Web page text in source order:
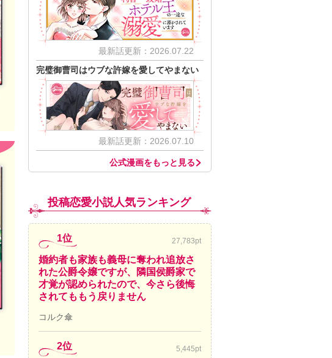
最新話更新：2026.07.22
完璧御曹司はウブな許嫁を愛してやまない
最新話更新：2026.07.10
公式漫画をもっと見る
投稿恋愛小説人気ランキング
1位 27,783pt
婚約者も家族も義母に奪われ追放さ
れた公爵令嬢ですが、隣国侯爵家で
才覚が認められたので、今さら後悔
されてももう戻りません
コルク傘
2位 5,445pt